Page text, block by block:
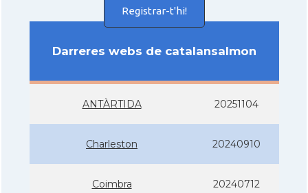
Registrar-t'hi!
Darreres webs de catalansalmon
ANTÀRTIDA 20251104
Charleston 20240910
Coimbra 20240712